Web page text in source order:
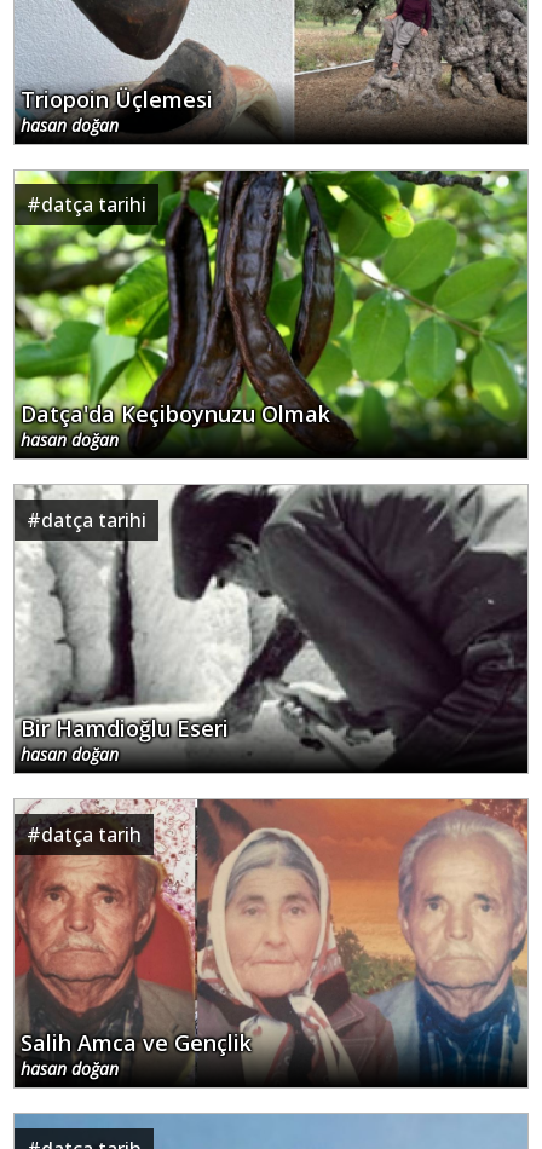
Triopoin Üçlemesi
hasan doğan
#datça tarihi
Datça'da Keçiboynuzu Olmak
hasan doğan
#datça tarihi
Bir Hamdioğlu Eseri
hasan doğan
#datça tarih
Salih Amca ve Gençlik
hasan doğan